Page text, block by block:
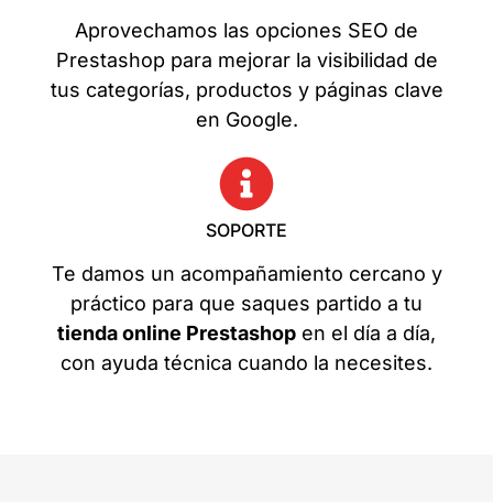
Aprovechamos las opciones SEO de
Prestashop para mejorar la visibilidad de
tus categorías, productos y páginas clave
en Google.
SOPORTE
Te damos un acompañamiento cercano y
práctico para que saques partido a tu
tienda online Prestashop en el día a día,
con ayuda técnica cuando la necesites.